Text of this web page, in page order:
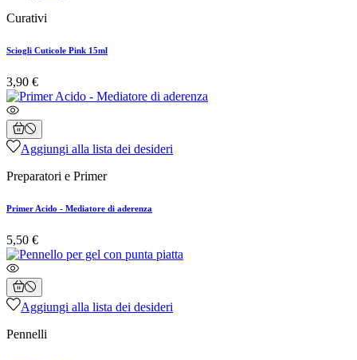
Curativi
Sciogli Cuticole Pink 15ml
3,90 €
Aggiungi alla lista dei desideri
Preparatori e Primer
Primer Acido - Mediatore di aderenza
5,50 €
Aggiungi alla lista dei desideri
Pennelli